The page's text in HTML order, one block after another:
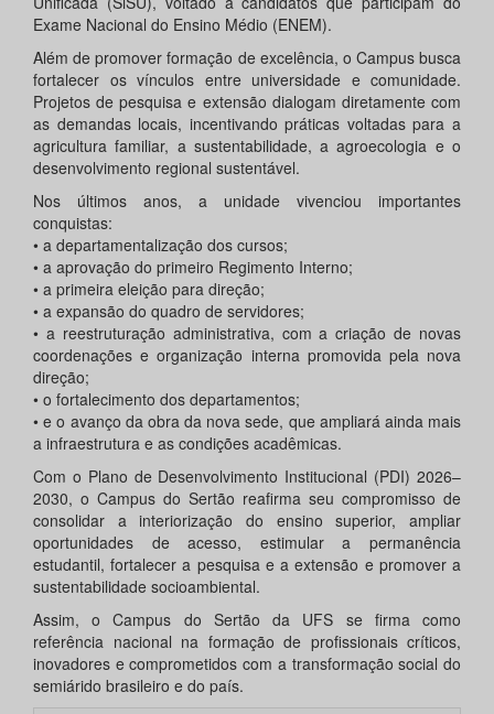
Exame Nacional do Ensino Médio (ENEM).
Além de promover formação de excelência, o Campus busca
fortalecer os vínculos entre universidade e comunidade.
Projetos de pesquisa e extensão dialogam diretamente com
as demandas locais, incentivando práticas voltadas para a
agricultura familiar, a sustentabilidade, a agroecologia e o
desenvolvimento regional sustentável.
Nos últimos anos, a unidade vivenciou importantes
conquistas:
• a departamentalização dos cursos;
• a aprovação do primeiro Regimento Interno;
• a primeira eleição para direção;
• a expansão do quadro de servidores;
• a reestruturação administrativa, com a criação de novas
coordenações e organização interna promovida pela nova
direção;
• o fortalecimento dos departamentos;
• e o avanço da obra da nova sede, que ampliará ainda mais
a infraestrutura e as condições acadêmicas.
Com o Plano de Desenvolvimento Institucional (PDI) 2026–
2030, o Campus do Sertão reafirma seu compromisso de
consolidar a interiorização do ensino superior, ampliar
oportunidades de acesso, estimular a permanência
estudantil, fortalecer a pesquisa e a extensão e promover a
sustentabilidade socioambiental.
Assim, o Campus do Sertão da UFS se firma como
referência nacional na formação de profissionais críticos,
inovadores e comprometidos com a transformação social do
semiárido brasileiro e do país.